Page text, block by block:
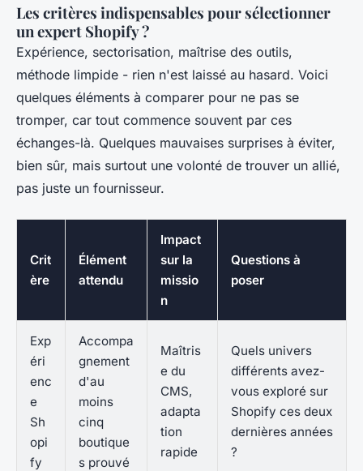
Les critères indispensables pour sélectionner
un expert Shopify ?
Expérience, sectorisation, maîtrise des outils,
méthode limpide - rien n'est laissé au hasard. Voici
quelques éléments à comparer pour ne pas se
tromper, car tout commence souvent par ces
échanges-là. Quelques mauvaises surprises à éviter,
bien sûr, mais surtout une volonté de trouver un allié,
pas juste un fournisseur.
Crit
ère
Élément
attendu
Impact
sur la
missio
n
Questions à
poser
Exp
éri
enc
e
Sh
opi
fy
Accompa
gnement
d'au
moins
cinq
boutique
s prouvé
Maîtris
e du
CMS,
adapta
tion
rapide
Quels univers
différents avez-
vous exploré sur
Shopify ces deux
dernières années
?